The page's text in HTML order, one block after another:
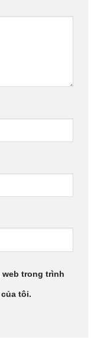
web trong trình
tôi.